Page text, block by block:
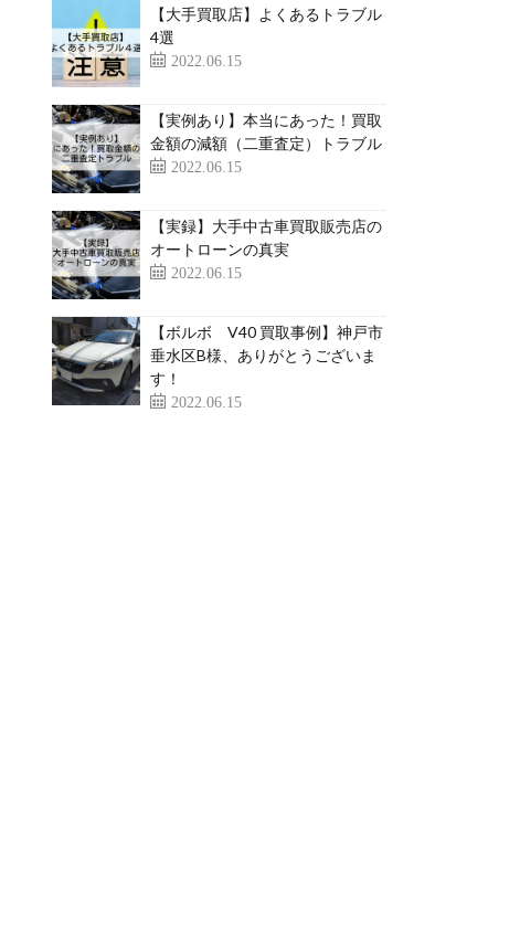
【大手買取店】よくあるトラブル
4選
2022.06.15
【実例あり】本当にあった！買取
金額の減額（二重査定）トラブル
2022.06.15
【実録】大手中古車買取販売店の
オートローンの真実
2022.06.15
【ボルボ V40 買取事例】神戸市
垂水区B様、ありがとうございま
す！
2022.06.15